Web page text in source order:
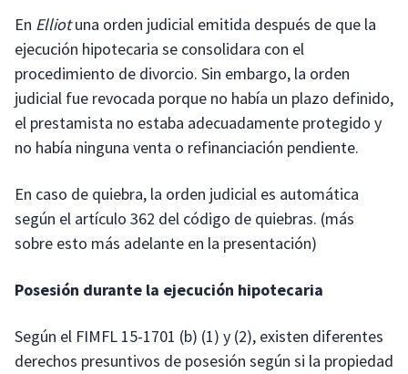
En Elliotuna orden judicial emitida después de que la
ejecución hipotecaria se consolidara con el
procedimiento de divorcio. Sin embargo, la orden
judicial fue revocada porque no había un plazo definido,
el prestamista no estaba adecuadamente protegido y
no había ninguna venta o refinanciación pendiente.
En caso de quiebra, la orden judicial es automática
según el artículo 362 del código de quiebras. (más
sobre esto más adelante en la presentación)
Posesión durante la ejecución hipotecaria
Según el FIMFL 15-1701 (b) (1) y (2), existen diferentes
derechos presuntivos de posesión según si la propiedad